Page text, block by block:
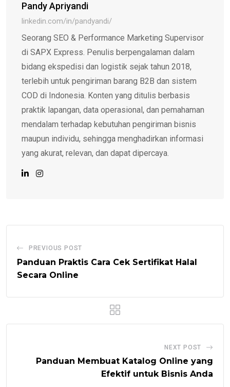
Pandy Apriyandi
linkedin.com/in/pandyandi/
Seorang SEO & Performance Marketing Supervisor
di SAPX Express. Penulis berpengalaman dalam
bidang ekspedisi dan logistik sejak tahun 2018,
terlebih untuk pengiriman barang B2B dan sistem
COD di Indonesia. Konten yang ditulis berbasis
praktik lapangan, data operasional, dan pemahaman
mendalam terhadap kebutuhan pengiriman bisnis
maupun individu, sehingga menghadirkan informasi
yang akurat, relevan, dan dapat dipercaya.
PREVIOUS POST
Panduan Praktis Cara Cek Sertifikat Halal
Secara Online
NEXT POST
Panduan Membuat Katalog Online yang
Efektif untuk Bisnis Anda